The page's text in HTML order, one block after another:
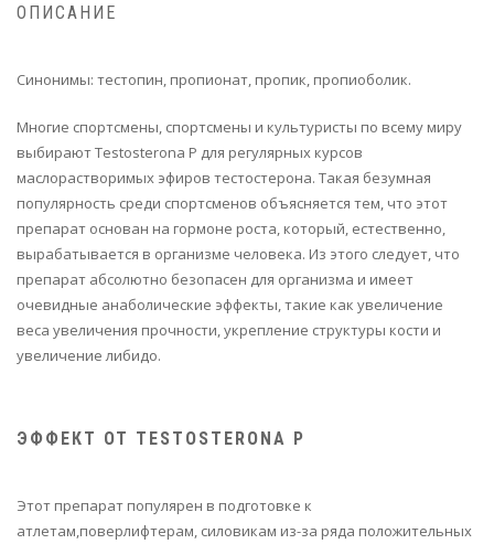
ОПИСАНИЕ
Синонимы: тестопин, пропионат, пропик, пропиоболик.
Многие спортсмены, спортсмены и культуристы по всему миру
выбирают Testosterona P для регулярных курсов
маслорастворимых эфиров тестостерона. Такая безумная
популярность среди спортсменов объясняется тем, что этот
препарат основан на гормоне роста, который, естественно,
вырабатывается в организме человека. Из этого следует, что
препарат абсолютно безопасен для организма и имеет
очевидные анаболические эффекты, такие как увеличение
веса увеличения прочности, укрепление структуры кости и
увеличение либидо.
ЭФФЕКТ ОТ TESTOSTERONA P
Этот препарат популярен в подготовке к
атлетам,поверлифтерам, силовикам из-за ряда положительных